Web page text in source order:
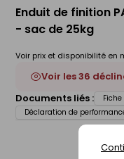
Enduit de finition
- sac de 25kg
Voir prix et disponibilité en
Voir les 36
Documents liés :
Déclaration de